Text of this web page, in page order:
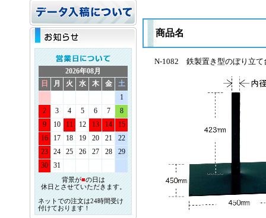
2026年08月
日
月 火 水 木 金
土
1
2
3 4 5 6 7
8
9
10 11 12 13 14
15
16
17 18 19 20 21
22
23
24 25 26 27 28
29
30
31
背景が■の日は
休日とさせていただきます。
ネットでの注文は24時間受け
付けております！
商品名
N-1082 鉄製置き型のぼり立